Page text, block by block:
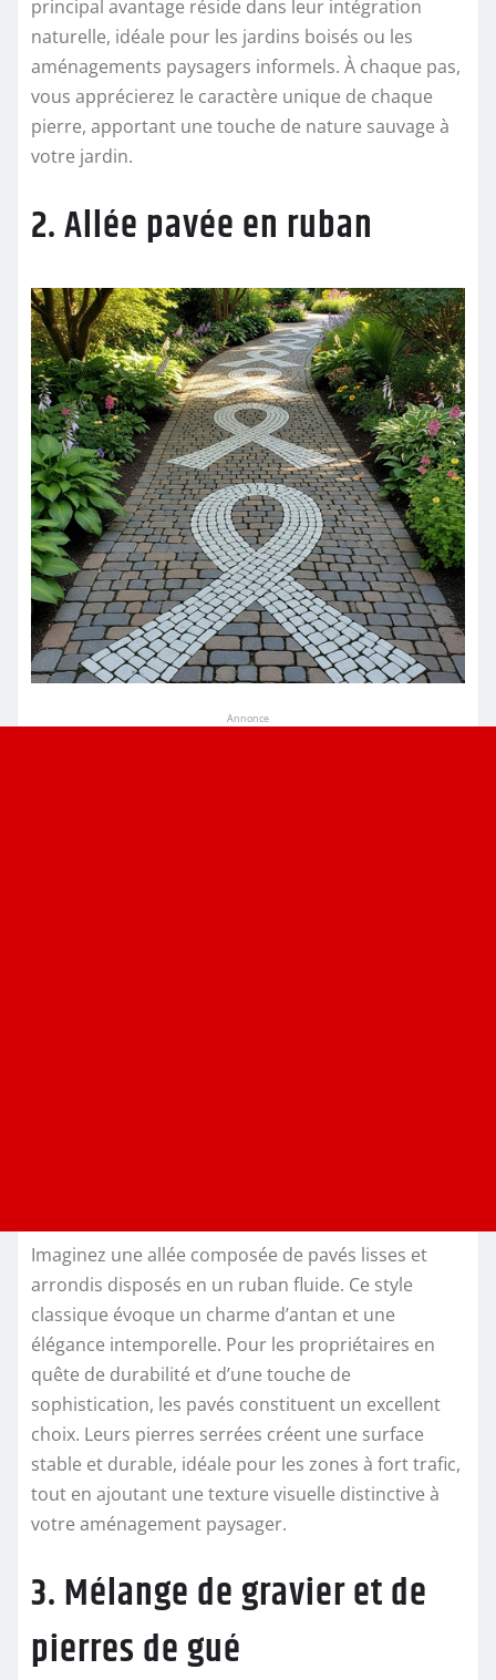
principal avantage réside dans leur intégration
naturelle, idéale pour les jardins boisés ou les
aménagements paysagers informels. À chaque pas,
vous apprécierez le caractère unique de chaque
pierre, apportant une touche de nature sauvage à
votre jardin.
2. Allée pavée en ruban
Annonce
Imaginez une allée composée de pavés lisses et
arrondis disposés en un ruban fluide. Ce style
classique évoque un charme d’antan et une
élégance intemporelle. Pour les propriétaires en
quête de durabilité et d’une touche de
sophistication, les pavés constituent un excellent
choix. Leurs pierres serrées créent une surface
stable et durable, idéale pour les zones à fort trafic,
tout en ajoutant une texture visuelle distinctive à
votre aménagement paysager.
3. Mélange de gravier et de
pierres de gué